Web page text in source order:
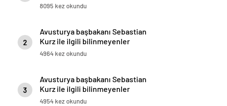
8095 kez okundu
2
Avusturya başbakanı Sebastian
Kurz ile ilgili bilinmeyenler
4964 kez okundu
3
Avusturya başbakanı Sebastian
Kurz ile ilgili bilinmeyenler
4954 kez okundu